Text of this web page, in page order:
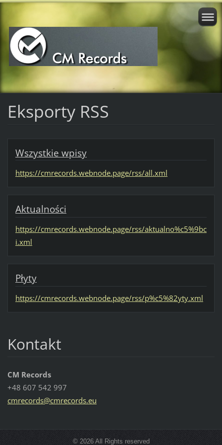
Eksporty RSS
Wszystkie wpisy
https://cmrecords.webnode.page/rss/all.xml
Aktualności
https://cmrecords.webnode.page/rss/aktualno%c5%9bc
i.xml
Płyty
https://cmrecords.webnode.page/rss/p%c5%82yty.xml
Kontakt
CM Records
+48 607 542 997
cmrecords@cmrecords.eu
© 2026 All Rights reserved